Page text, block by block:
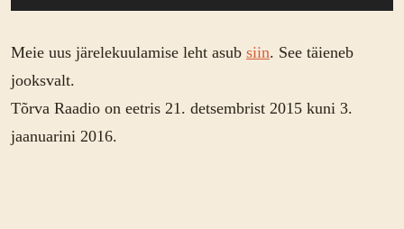
Meie uus järelekuulamise leht asub siin. See täieneb
jooksvalt.
Tõrva Raadio on eetris 21. detsembrist 2015 kuni 3.
jaanuarini 2016.